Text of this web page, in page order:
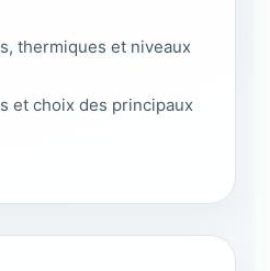
thermiques et niveaux
et choix des principaux